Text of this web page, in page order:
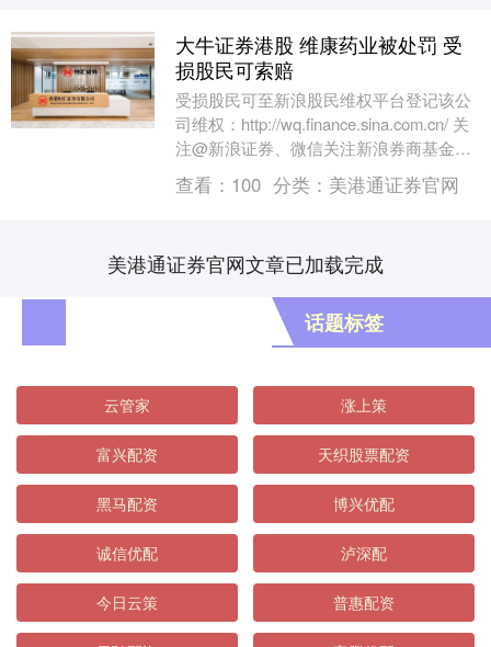
大牛证券港股 维康药业被处罚 受
损股民可索赔
受损股民可至新浪股民维权平台登记该公
司维权：http://wq.finance.sina.com.cn/ 关
注@新浪证券、微信关注新浪券商基金、
百度搜索新浪股民....
查看： 100 分类： 美港通证券官网
美港通证券官网文章已加载完成
话题标签
云管家 涨上策
富兴配资 天织股票配资
黑马配资 博兴优配
诚信优配 泸深配
今日云策 普惠配资